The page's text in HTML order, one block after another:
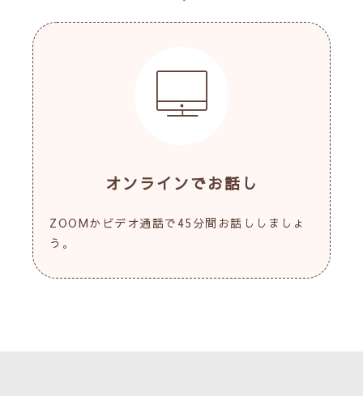
オンラインでお話し
ZOOMかビデオ通話で45分間お話ししましょ
う。